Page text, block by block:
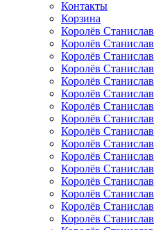
Контакты
Корзина
Королёв Станислав
Королёв Станислав
Королёв Станислав
Королёв Станислав
Королёв Станислав
Королёв Станислав
Королёв Станислав
Королёв Станислав
Королёв Станислав
Королёв Станислав
Королёв Станислав
Королёв Станислав
Королёв Станислав
Королёв Станислав
Королёв Станислав
Королёв Станислав